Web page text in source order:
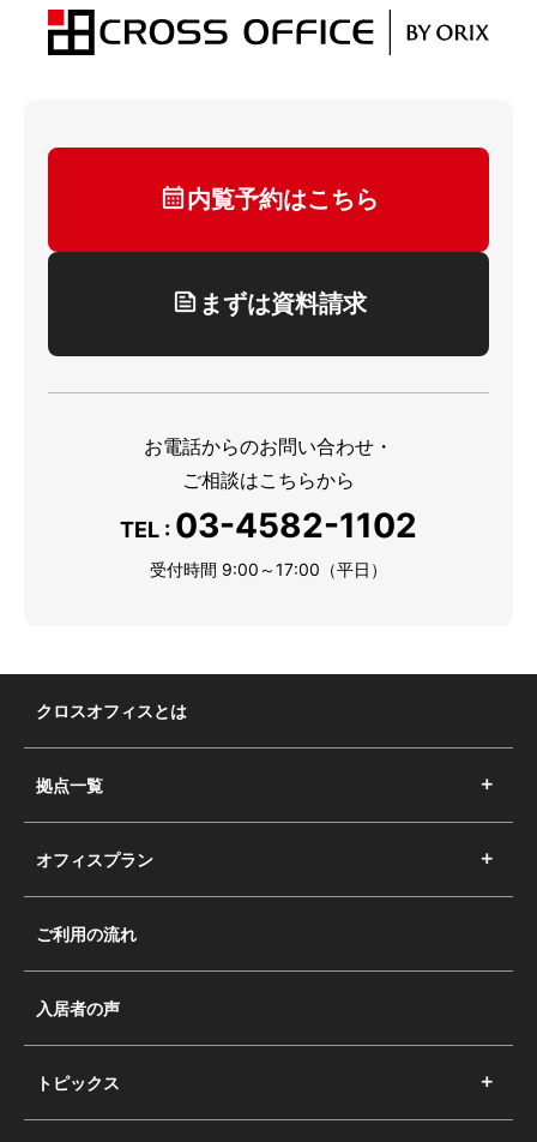
内覧予約はこちら
まずは資料請求
お電話からのお問い合わせ・
ご相談はこちらから
TEL : 03-4582-1102
受付時間 9:00～17:00（平日）
クロスオフィスとは
拠点一覧
オフィスプラン
ご利用の流れ
入居者の声
トピックス